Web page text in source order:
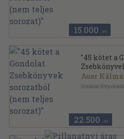
15.000 ,-Ft
"45 kötet a
teljes
Auer
Gondolat Könyvkiadó
22.500 ,-Ft